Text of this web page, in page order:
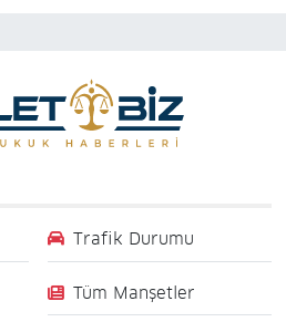
Trafik Durumu
Tüm Manşetler